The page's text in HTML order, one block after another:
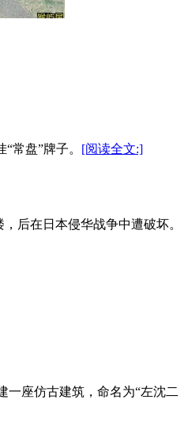
常盘”牌子。 [阅读全文:]
后在日本侵华战争中遭破坏。
一座仿古建筑，命名为“左沈二